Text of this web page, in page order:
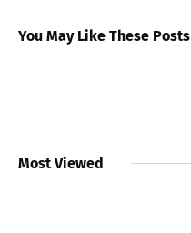
You May Like These Posts
Most Viewed